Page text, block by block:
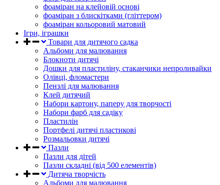
фоаміран на клейовій основі
фоаміран з блискітками (гліттером)
фоаміран кольоровий матовий
Ігри, іграшки
Товари для дитячого садка
Альбоми для малювання
Блокноти дитячі
Дошки для пластиліну, стаканчики непроливайки
Олівці, фломастери
Пензлі для малювання
Клей дитячий
Набори картону, паперу для творчості
Набори фарб для садіку
Пластилін
Портфелі дитячі пластикові
Розмальовки дитячі
Пазли
Пазли для дітей
Пазли складні (від 500 елементів)
Дитяча творчість
Альбоми для малювання